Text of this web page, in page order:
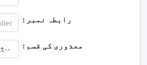
رابطہ نمبر :
معذوری کی قسم :